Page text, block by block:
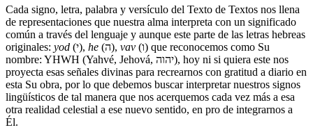
Cada signo, letra, palabra y versículo del Texto de Textos nos llena
de representaciones que nuestra alma interpreta con un significado
común a través del lenguaje y aunque este parte de las letras hebreas
originales: yod (י), he (ה), vav (ו) que reconocemos como Su
nombre: YHWH (Yahvé, Jehová, יהוה), hoy ni si quiera este nos
proyecta esas señales divinas para recrearnos con gratitud a diario en
esta Su obra, por lo que debemos buscar interpretar nuestros signos
lingüísticos de tal manera que nos acerquemos cada vez más a esa
otra realidad celestial a ese nuevo sentido, en pro de integrarnos a
Él.